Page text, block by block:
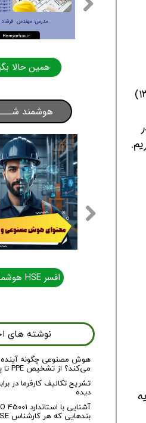
هسته اصلی این تحول، یک گذار استراتژیک است: حرکت از یک سیستم ایستا و مبتنی بر گواهی‌نامه (مدل ۱۳۸۹)
می‌کند؟ از تشخیص PPE تا پیش‌بینی حوادث
تشریح تکالیف کارفرما در
دیده
بندهایی که هر کارشناس HSE باید بداند
نوشته های
همین حالا بگیرش
هوشمند
افسر HSE هوشمند شو